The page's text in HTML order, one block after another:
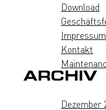
Download
Impressum
Kontakt
ARCHIV
Dezember